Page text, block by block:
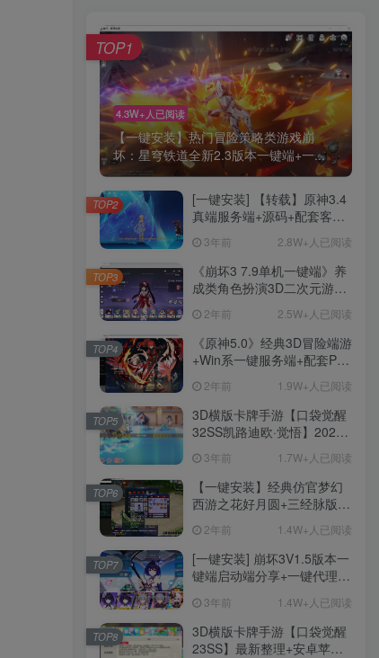
4.3W+人已阅读
【一键安装】热门冒险策略类游戏崩
坏：星穹铁道全新2.3版本一键端+一...
TOP1
[一键安装] 【转载】原神3.4
真端服务端+源码+配套客户
说明文件
3年前 2.8W+人已阅读
TOP2
《崩坏3 7.9单机一键端》养
成类角色扮演3D二次元游
用、无限资源、附带保姆级
安装教程
2年前 2.5W+人已阅读
TOP3
《原神5.0》经典3D冒险端游
+Win系一键服务端+配套PC
池文件
2年前 1.9W+人已阅读
TOP4
3D横版卡牌手游【口袋觉醒
32SS凯路迪欧·觉悟】2023
+支付对接+安卓苹果双端+运
营后台+GM授权后台+代理
后台
3年前 1.7W+人已阅读
TOP5
【一键安装】经典仿官梦幻
西游之花好月圆+三经脉版本
卡+剧情活动+视频搭建及其
他修改资料
2年前 1.4W+人已阅读
TOP6
[一键安装] 崩坏3V1.5版本一
键端启动端分享+一键代理
ID+详细指令+极简一键修改
3年前 1.4W+人已阅读
TOP7
3D横版卡牌手游【口袋觉醒
23SS】最新整理+安卓苹果
TOP8